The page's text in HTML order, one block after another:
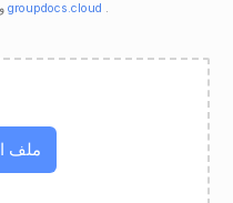
و groupdocs.cloud .
ملف